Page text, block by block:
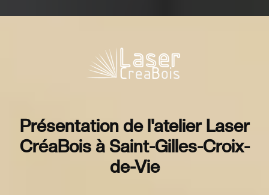
Présentation de l'atelier Laser
CréaBois à Saint-Gilles-Croix-
de-Vie